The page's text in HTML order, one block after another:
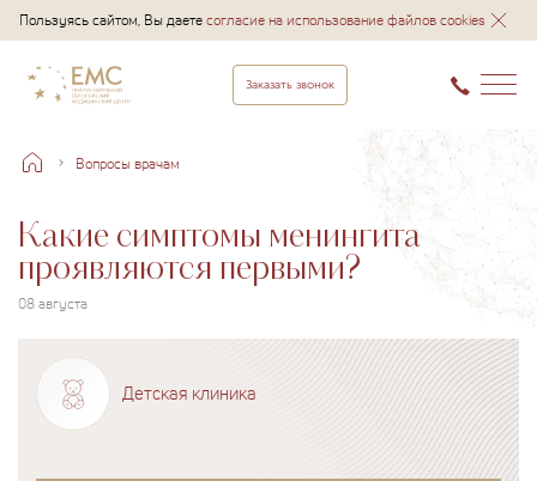
Пользуясь сайтом, Вы даетесогласие на использование файлов cookies
Заказать звонок
Вопросы врачам
Какие симптомы менингита
проявляются первыми?
08 августа
Детская клиника